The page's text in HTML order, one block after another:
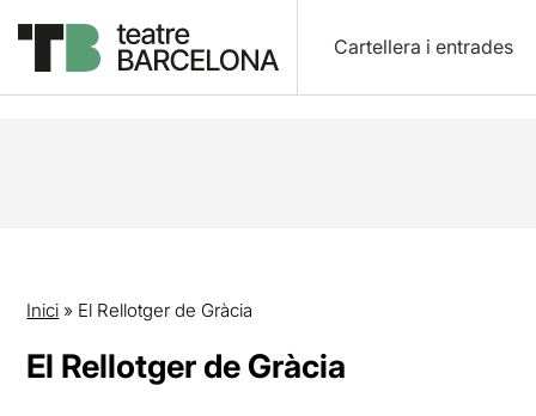
Cartellera i entrades
Inici » El Rellotger de Gràcia
El Rellotger de Gràcia